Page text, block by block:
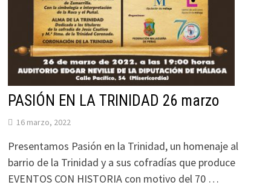
PASIÓN EN LA TRINIDAD 26 marzo
16 marzo, 2022
Presentamos Pasión en la Trinidad, un homenaje al
barrio de la Trinidad y a sus cofradías que produce
EVENTOS CON HISTORIA con motivo del 70 …